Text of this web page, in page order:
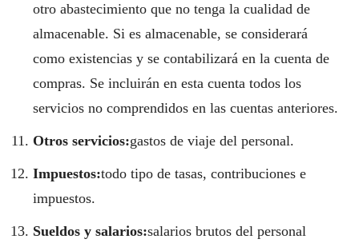
otro abastecimiento que no tenga la cualidad de
almacenable. Si es almacenable, se considerará
como existencias y se contabilizará en la cuenta de
compras. Se incluirán en esta cuenta todos los
servicios no comprendidos en las cuentas anteriores.
Otros servicios:gastos de viaje del personal.
Impuestos:todo tipo de tasas, contribuciones e
impuestos.
Sueldos y salarios:salarios brutos del personal